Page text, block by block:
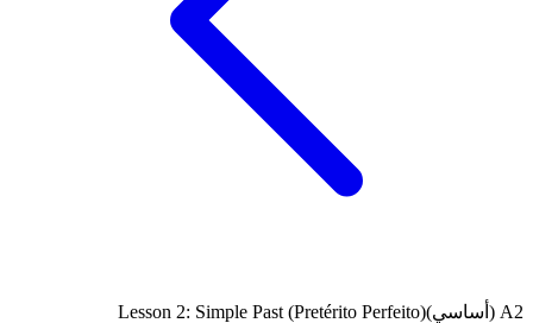
A2 (أساسي) Lesson 2: Simple Past (Pretérito Perfeito)